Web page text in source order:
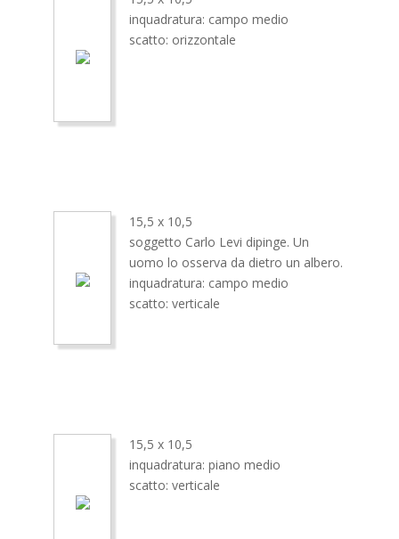
inquadratura: campo medio
scatto: orizzontale
15,5 x 10,5
soggetto Carlo Levi dipinge. Un
uomo lo osserva da dietro un albero.
inquadratura: campo medio
scatto: verticale
15,5 x 10,5
inquadratura: piano medio
scatto: verticale